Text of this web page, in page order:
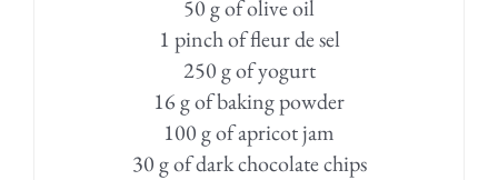
50 g of olive oil
1 pinch of fleur de sel
250 g of yogurt
16 g of baking powder
100 g of apricot jam
30 g of dark chocolate chips